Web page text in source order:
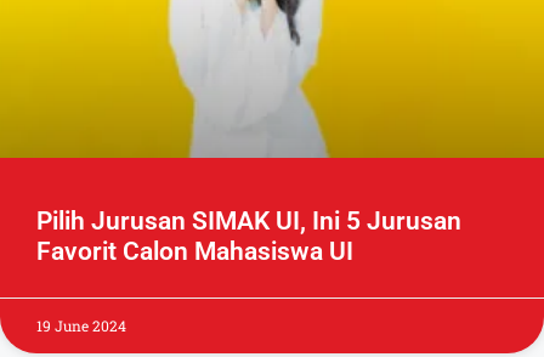
Pilih Jurusan SIMAK UI, Ini 5 Jurusan
Favorit Calon Mahasiswa UI
19 June 2024